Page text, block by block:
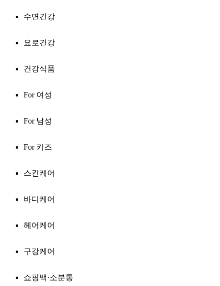
수면건강
요로건강
건강식품
For 여성
For 남성
For 키즈
스킨케어
바디케어
헤어케어
구강케어
쇼핑백·소분통